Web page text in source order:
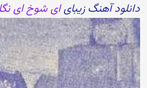
دانلود آهنگ زیبایای شوخ ای